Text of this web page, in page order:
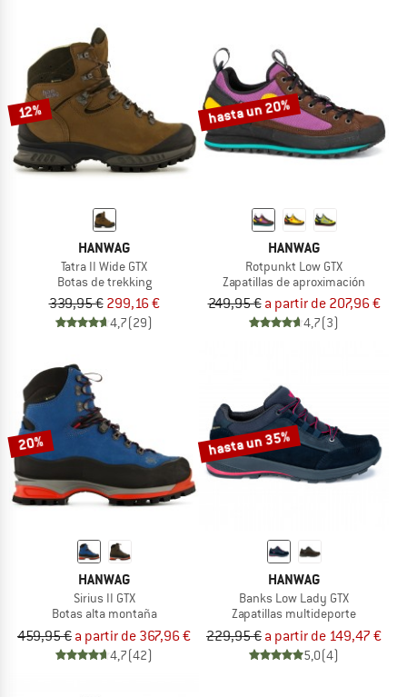
12%
HANWAG
Tatra II Wide GTX
Botas de trekking
339,95 € 299,16 €
4,7(29)
hasta un 20%
HANWAG
Rotpunkt Low GTX
Zapatillas de aproximación
249,95 € a partir de 207,96 €
4,7(3)
20%
HANWAG
Sirius II GTX
Botas alta montaña
459,95 € a partir de 367,96 €
4,7(42)
hasta un 35%
HANWAG
Banks Low Lady GTX
Zapatillas multideporte
229,95 € a partir de 149,47 €
5,0(4)